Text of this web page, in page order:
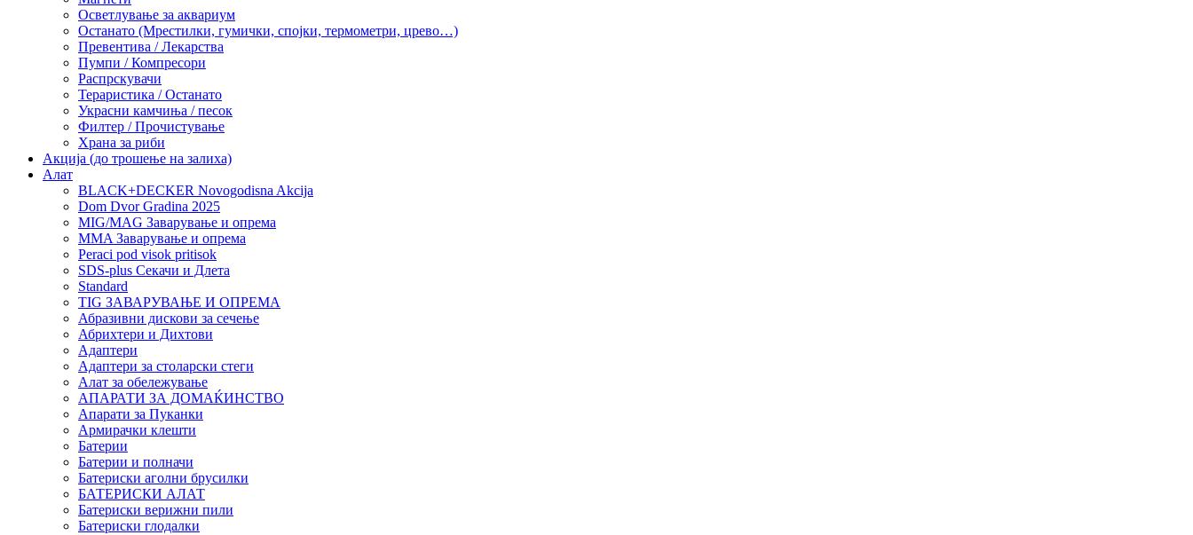
Осветлување за аквариум
Останато (Мрестилки, гумички, спојки, термометри, црево…)
Превентива / Лекарства
Пумпи / Компресори
Распрскувачи
Тераристика / Останато
Украсни камчиња / песок
Филтер / Прочистување
Храна за риби
Акција (до трошење на залиха)
Алат
BLACK+DECKER Novogodisna Akcija
Dom Dvor Gradina 2025
MIG/MAG Заварување и опрема
MMA Заварување и опрема
Peraci pod visok pritisok
SDS-plus Секачи и Длета
Standard
TIG ЗАВАРУВАЊЕ И ОПРЕМА
Абразивни дискови за сечење
Абрихтери и Дихтови
Адаптери
Адаптери за столарски стеги
Алат за обележување
АПАРАТИ ЗА ДОМАЌИНСТВО
Апарати за Пуканки
Армирачки клешти
Батерии
Батерии и полначи
Батериски аголни брусилки
БАТЕРИСКИ АЛАТ
Батериски верижни пили
Батериски глодалки